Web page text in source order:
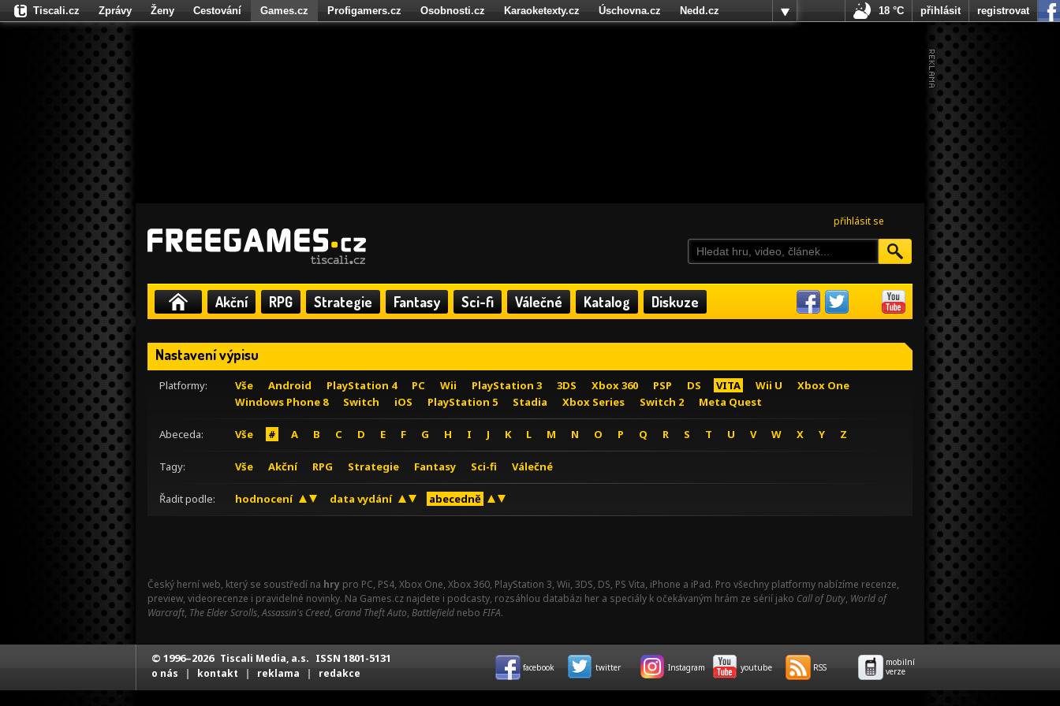
přihlásit se
Akční RPG Strategie Fantasy Sci-fi Válečné Katalog Diskuze
Nastavení výpisu
Platformy: Vše Android PlayStation 4 PC Wii PlayStation 3 3DS Xbox 360 PSP DS VITA Wii U
Xbox One
Windows Phone 8
Switch iOS PlayStation 5 Stadia Xbox Series Switch 2 Meta Quest
Abeceda: Vše # A B C D E F G H I J K L M N O P Q R S T U V W X Y Z
Tagy: Vše Akční RPG Strategie Fantasy Sci-fi Válečné
Řadit podle: hodnocení data vydání abecedně
Český herní web, který se soustředí na hry pro PC, PS4, Xbox One, Xbox 360, PlayStation 3, Wii, 3DS, DS, PS Vita, iPhone a iPad. Pro všechny platformy nabízíme recenze,
preview, videorecenze i pravidelné novinky. Na Games.cz najdete i podcasty, rozsáhlou databázi her a speciály k očekávaným hrám ze sérií jako Call of Duty, World of
Warcraft, The Elder Scrolls,Assassin's Creed, Grand Theft Auto, Battlefield nebo FIFA.
Tiscali.cz Zprávy Ženy Cestování Games.cz Profigamers.cz Osobnosti.cz Karaoketexty.cz Úschovna.cz
Nedd.cz
Fights.cz
18 °C přihlásit registrovat
© 1996–2026 Tiscali Media, a.s. ISSN 1801-5131
o nás | kontakt | reklama | redakce facebook twitter Instagram youtube RSS
mobilní
verze